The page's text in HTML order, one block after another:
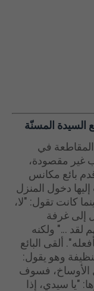
السيدة المسنّة
في
غير مقصودة،
بائع مكانس
دخول المنزل
كانت تقول: "لا،
إلى غرفة
لقد ..." ولكنه
ألقى البائع
وهو يقول:
الأوساخ، فسوف
"يا سيدي، إذا